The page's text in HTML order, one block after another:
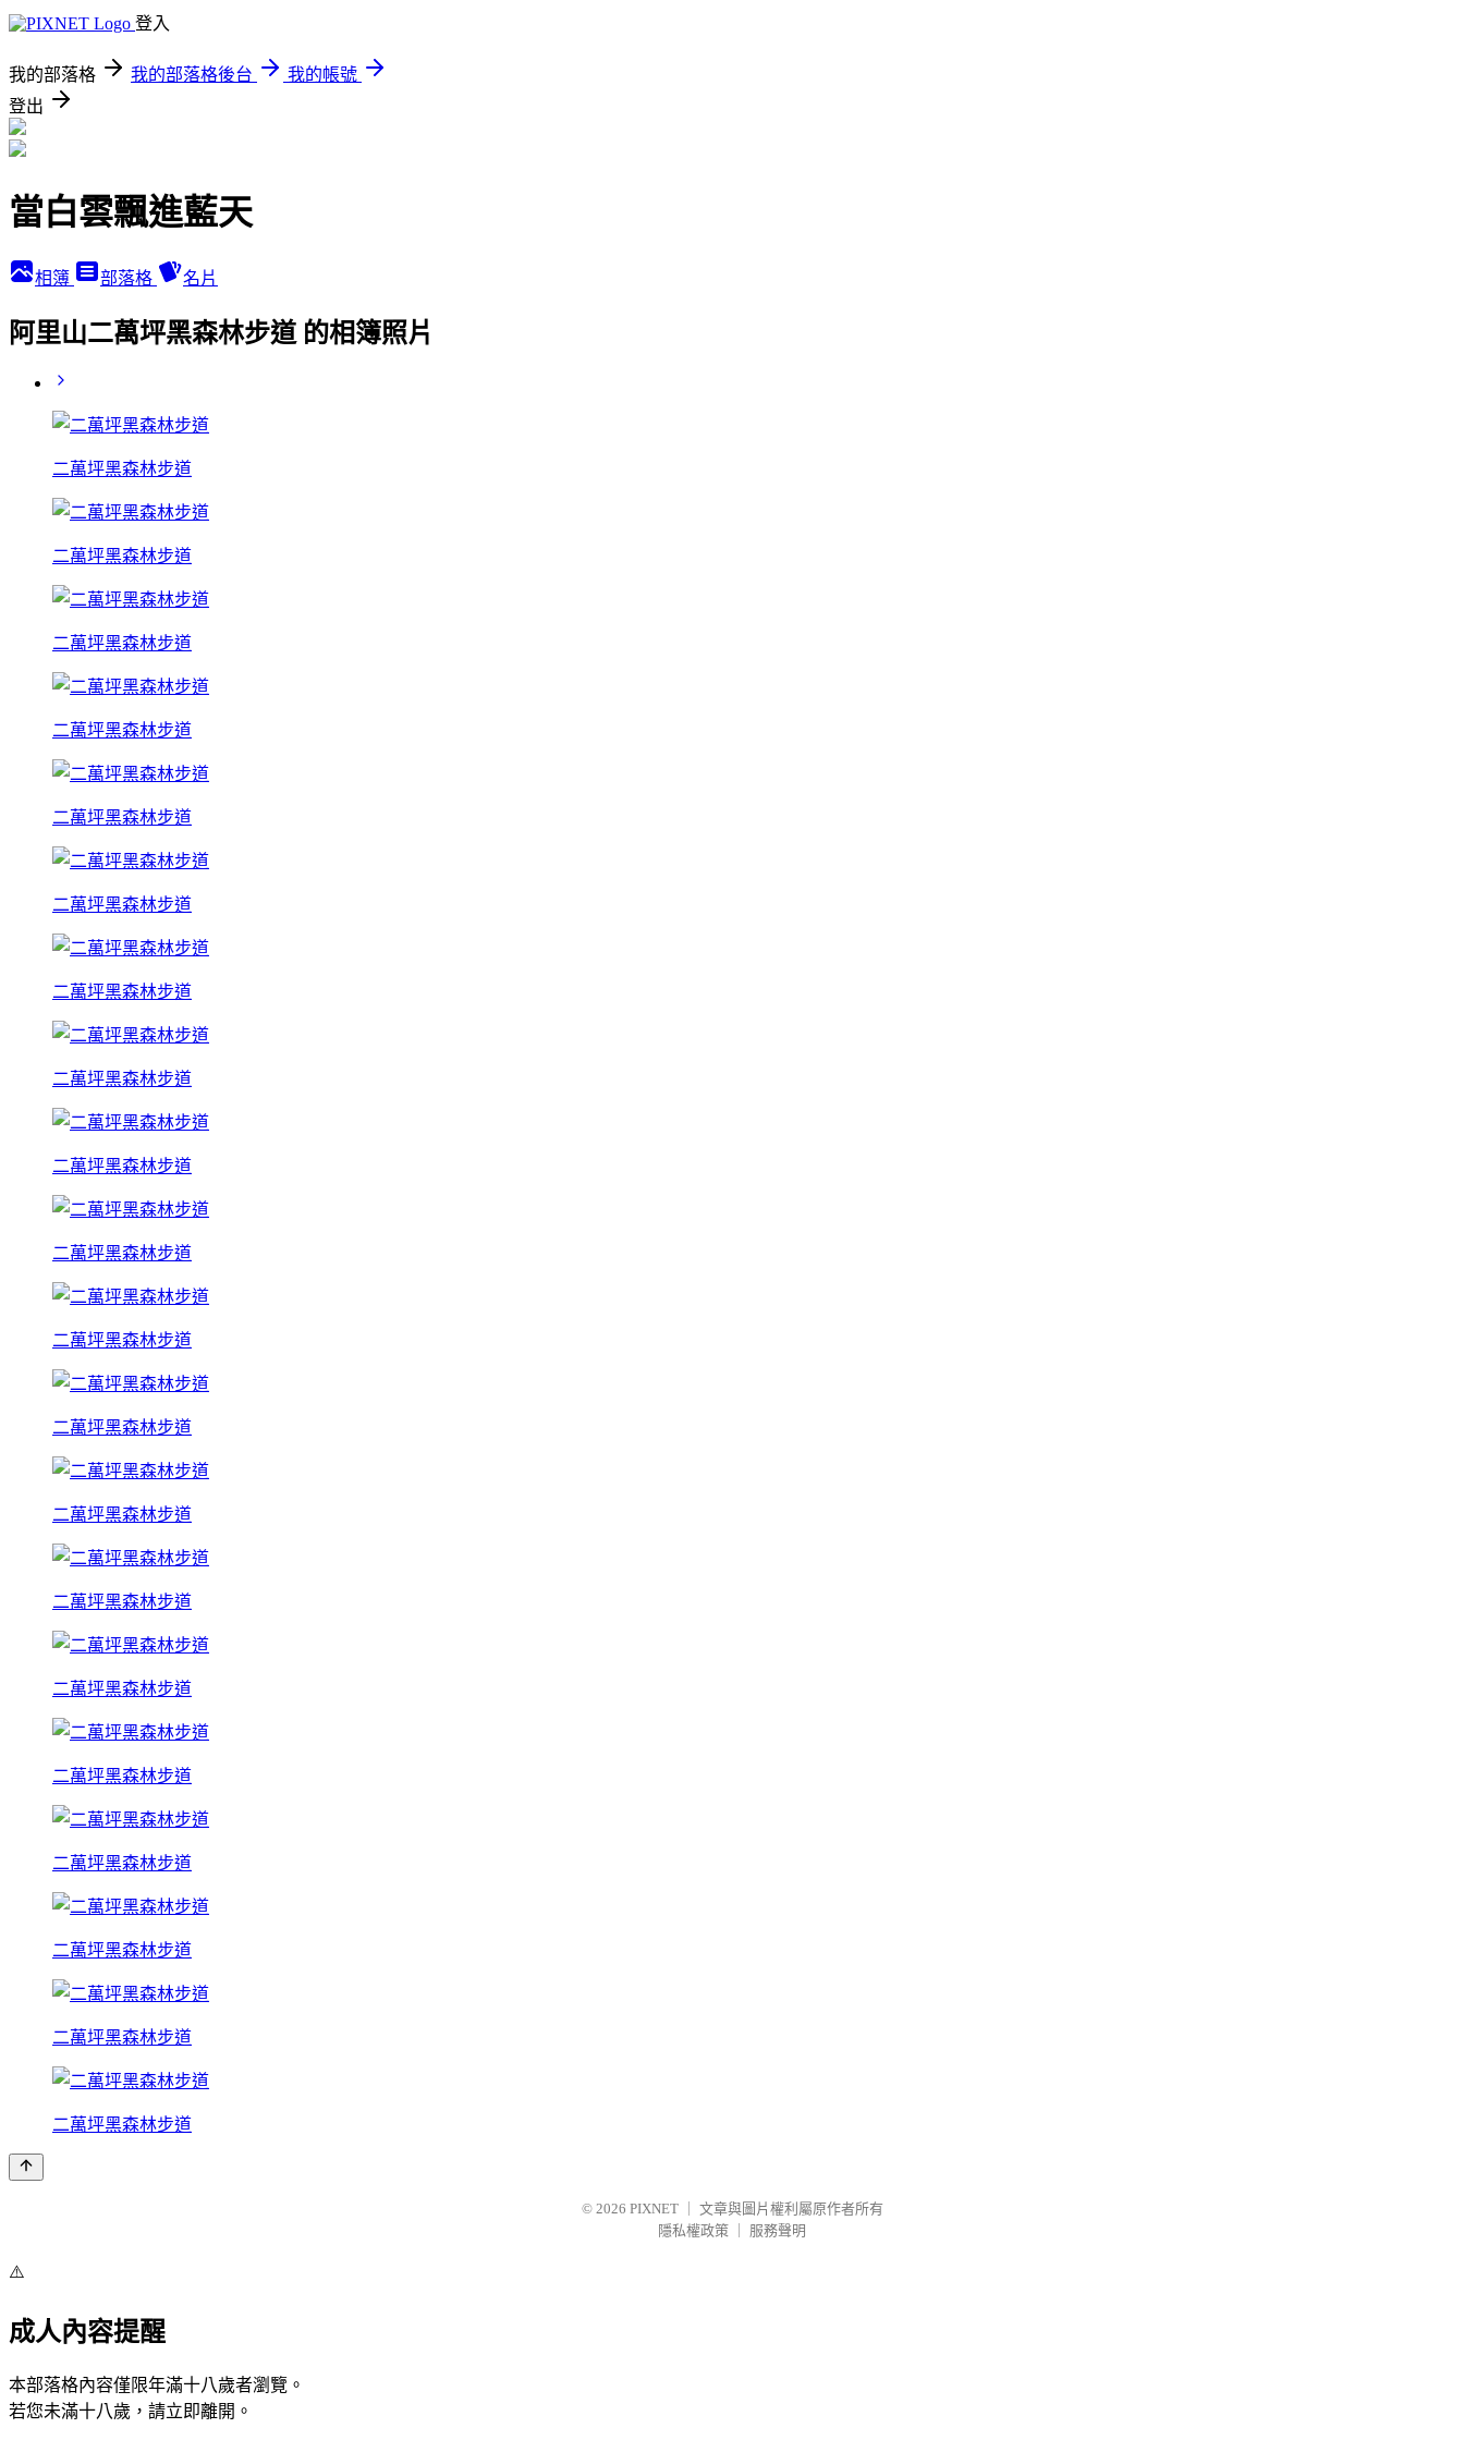
登入
我的部落格 我的部落格後台
我的帳號
登出
當白雲飄進藍天
相簿 部落格 名片
阿里山二萬坪黑森林步道 的相簿照片
二萬坪黑森林步道
二萬坪黑森林步道
二萬坪黑森林步道
二萬坪黑森林步道
二萬坪黑森林步道
二萬坪黑森林步道
二萬坪黑森林步道
二萬坪黑森林步道
二萬坪黑森林步道
二萬坪黑森林步道
二萬坪黑森林步道
二萬坪黑森林步道
二萬坪黑森林步道
二萬坪黑森林步道
二萬坪黑森林步道
二萬坪黑森林步道
二萬坪黑森林步道
二萬坪黑森林步道
二萬坪黑森林步道
二萬坪黑森林步道
© 2026 PIXNET
文章與圖片權利屬原作者所有
隱私權政策
服務聲明
⚠️
成人內容提醒
本部落格內容僅限年滿十八歲者瀏覽。
若您未滿十八歲，請立即離開。